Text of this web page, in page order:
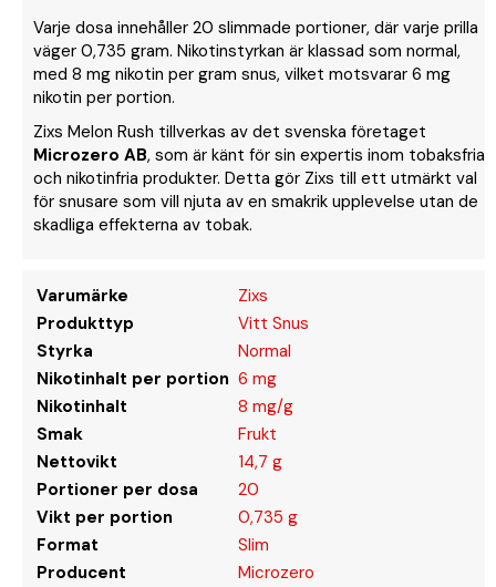
Varje dosa innehåller 20 slimmade portioner, där varje prilla
väger 0,735 gram. Nikotinstyrkan är klassad som normal,
med 8 mg nikotin per gram snus, vilket motsvarar 6 mg
nikotin per portion.
Zixs Melon Rush tillverkas av det svenska företaget
Microzero AB, som är känt för sin expertis inom tobaksfria
och nikotinfria produkter. Detta gör Zixs till ett utmärkt val
för snusare som vill njuta av en smakrik upplevelse utan de
skadliga effekterna av tobak.
Varumärke
Zixs
Produkttyp
Vitt Snus
Styrka
Normal
Nikotinhalt per portion 6 mg
Nikotinhalt
8 mg/g
Smak
Frukt
Nettovikt
14,7 g
Portioner per dosa
20
Vikt per portion
0,735 g
Format
Slim
Producent
Microzero